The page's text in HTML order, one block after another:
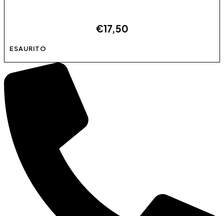
€17,50
ESAURITO